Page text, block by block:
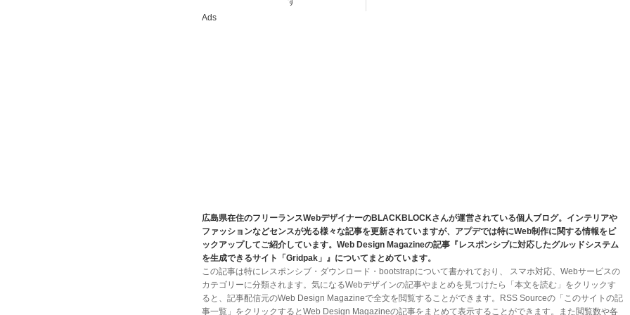
Ads
広島県在住のフリーランスWebデザイナーのBLACKBLOCKさんが運営されている個人ブログ。インテリアや
ファッションなどセンスが光る様々な記事を更新されていますが、アプデでは特にWeb制作に関する情報をピ
ックアップしてご紹介しています。Web Design Magazineの記事『レスポンシブに対応したグルッドシステム
を生成できるサイト「Gridpak」』についてまとめています。
この記事は特にレスポンシブ・ダウンロード・bootstrapについて書かれており、 スマホ対応、Webサービスの
カテゴリーに分類されます。気になるWebデザインの記事やまとめを見つけたら「本文を読む」をクリックす
ると、記事配信元のWeb Design Magazineで全文を閲覧することができます。RSS Sourceの「このサイトの記
事一覧」をクリックするとWeb Design Magazineの記事をまとめて表示することができます。また閲覧数や各